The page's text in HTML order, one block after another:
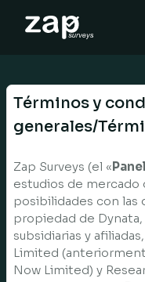
ID
Términos y
generales/
Zap Surveys (el «Panel
estudios de
posibilidades con
propiedad de
subsidiarias y
Limited
Now Limited) y